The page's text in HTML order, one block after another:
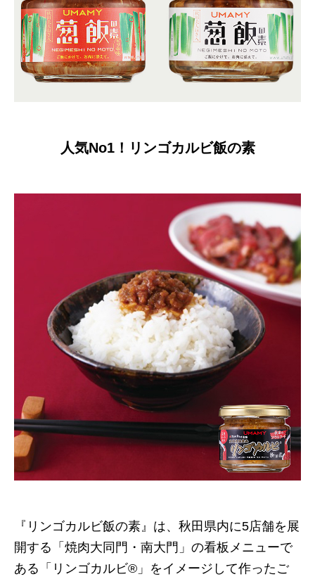
人気No1！リンゴカルビ飯の素
『リンゴカルビ飯の素』は、秋田県内に5店舗を展
開する「焼肉大同門・南大門」の看板メニューで
ある「リンゴカルビ®」をイメージして作ったご